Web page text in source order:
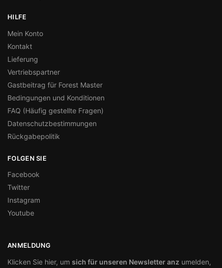
HILFE
Mein Konto
Kontakt
Lieferung
Vertriebspartner
Gastbeitrag für Forest Master
Bedingungen und Konditionen
FAQ (Häufig gestellte Fragen)
Datenschutzbestimmungen
Rückgabepolitik
FOLGEN SIE
Facebook
Twitter
Instagram
Youtube
ANMELDUNG
Klicken Sie hier, um sich für unseren Newsletter anz umelden,